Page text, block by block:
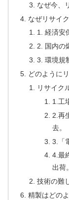
なぜ今、
なぜリサイ
1. 経済安
2. 国内の
3. 環境規
どのように
リサイク
1.工
2.再
去。
3.「
4.最
出荷。
技術の難
精製はどの